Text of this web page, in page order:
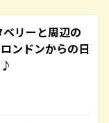
リーと周辺の
ンドンからの日